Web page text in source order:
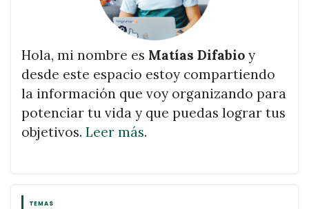
Hola, mi nombre es Matías Difabio y
desde este espacio estoy compartiendo
la información que voy organizando para
potenciar tu vida y que puedas lograr tus
objetivos. Leer más.
TEMAS